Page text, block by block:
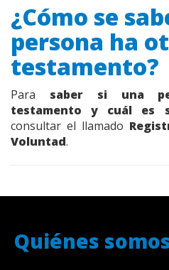
¿Cómo se
persona ha
testamento?
Para saber si una
testamento y cuál es
consultar el llamado
Voluntad.
Quiénes